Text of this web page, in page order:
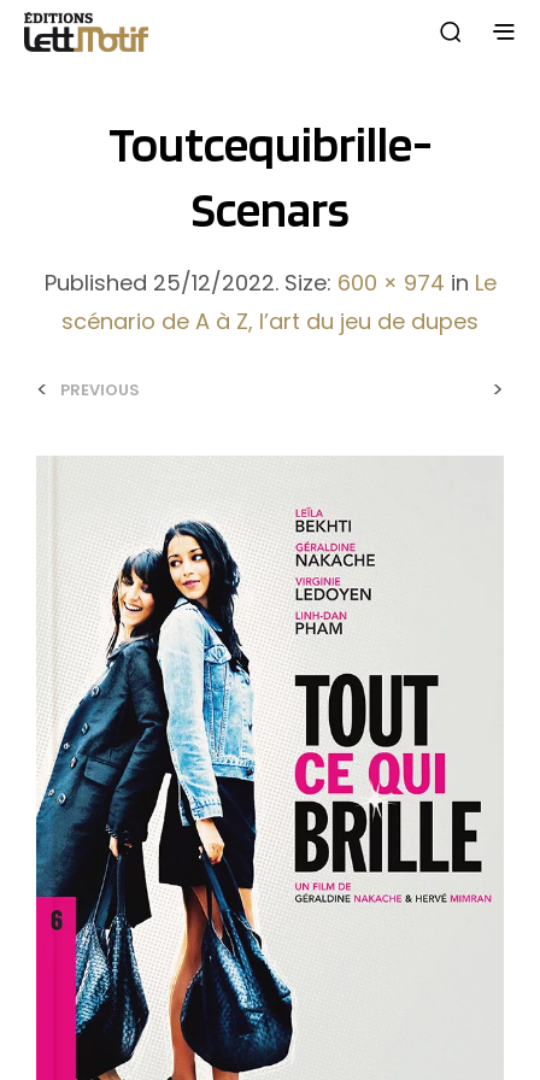
Toutcequibrille-
Scenars
Published 25/12/2022. Size: 600 × 974 in Le
scénario de A à Z, l’art du jeu de dupes
< PREVIOUS >